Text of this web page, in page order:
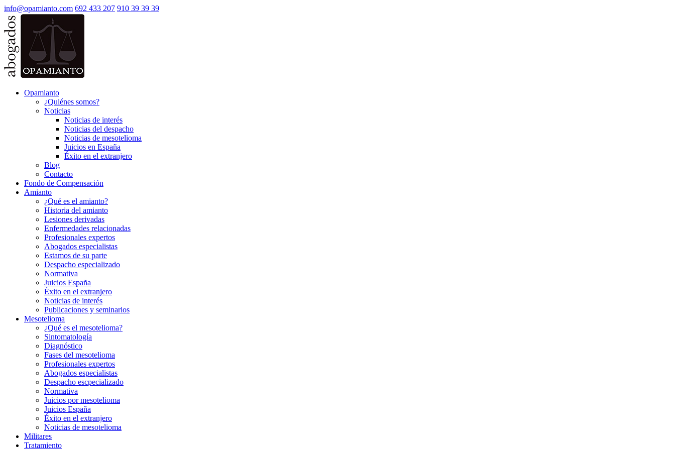
info@opamianto.com 692 433 207 910 39 39 39
Opamianto
¿Quiénes somos?
Noticias
Noticias de interés
Noticias del despacho
Noticias de mesotelioma
Juicios en España
Éxito en el extranjero
Blog
Contacto
Fondo de Compensación
Amianto
¿Qué es el amianto?
Historia del amianto
Lesiones derivadas
Enfermedades relacionadas
Profesionales expertos
Abogados especialistas
Estamos de su parte
Despacho especializado
Normativa
Juicios España
Éxito en el extranjero
Noticias de interés
Publicaciones y seminarios
Mesotelioma
¿Qué es el mesotelioma?
Sintomatología
Diagnóstico
Fases del mesotelioma
Profesionales expertos
Abogados especialistas
Despacho escpecializado
Normativa
Juicios por mesotelioma
Juicios España
Éxito en el extranjero
Noticias de mesotelioma
Militares
Tratamiento